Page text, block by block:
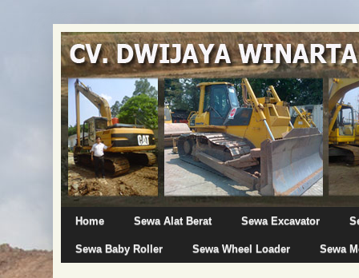
Home Sewa Alat Berat Sewa Excavator
Sewa Baby Roller Sewa Wheel Loader Sewa